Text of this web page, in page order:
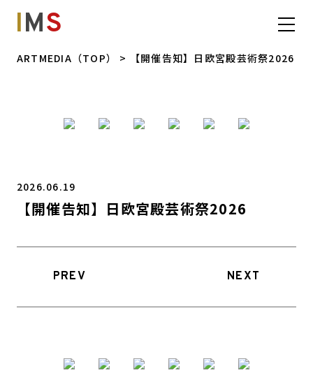
IMS
ARTMEDIA（TOP） > 【開催告知】日欧宮殿芸術祭2026
2026.06.19
【開催告知】日欧宮殿芸術祭2026
PREV NEXT